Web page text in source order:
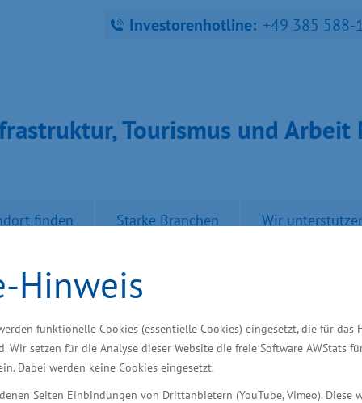
Hinweis
funktionelle Cookies (essentielle Cookies) eingesetzt, die für das
Wir setzen für die Analyse dieser Website die freie Software AWStats
Dabei werden keine Cookies eingesetzt.
Seiten Einbindungen von Drittanbietern (YouTube, Vimeo). Diese
Investorenhotline: +49 385 588-
Tou­ris­mus und Ar­beit
finden Starke Branchen Wir